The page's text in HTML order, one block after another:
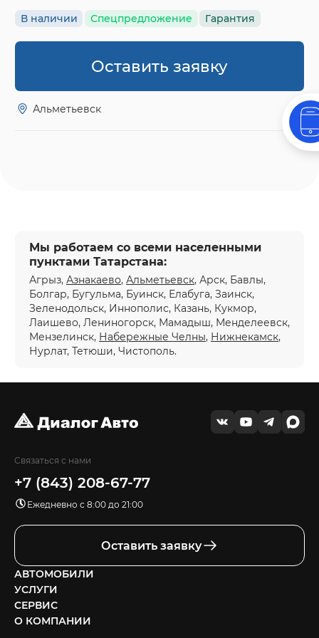
В наличии Спецпредложение Гарантия
Оставить заявку
Альметьевск
Мы работаем со всеми населенными
пунктами Татарстана:
Агрыз, Азнакаево, Альметьевск, Арск, Бавлы,
Болгар, Бугульма, Буинск, Елабуга, Заинск,
Зеленодольск, Иннополис, Казань, Кукмор,
Лаишево, Лениногорск, Мамадыш, Менделеевск,
Мензелинск, Набережные Челны, Нижнекамск,
Нурлат, Тетюши, Чистополь.
Связаться с нами
+7 (843) 208-67-77
Ежедневно с 8:00 до 21:00
Оставить заявку
АВТОМОБИЛИ
УСЛУГИ
СЕРВИС
О КОМПАНИИ